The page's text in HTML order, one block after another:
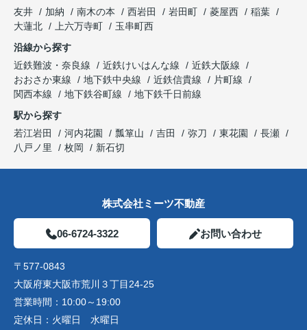
友井
加納 南木の本 西岩田 岩田町 菱屋西
稲葉
大蓮北
上六万寺町
玉串町西
沿線から探す
近鉄難波・奈良線
近鉄けいはんな線
近鉄大阪線
おおさか東線
地下鉄中央線 近鉄信貴線
片町線
関西本線
地下鉄谷町線
地下鉄千日前線
駅から探す
若江岩田
河内花園 瓢箪山 吉田 弥刀 東花園
長瀬
八戸ノ里
枚岡 新石切
株式会社ミーツ不動産
06-6724-3322 お問い合わせ
〒577-0843
大阪府東大阪市荒川３丁目24-25
営業時間： 10:00～19:00
定休日： 火曜日 水曜日